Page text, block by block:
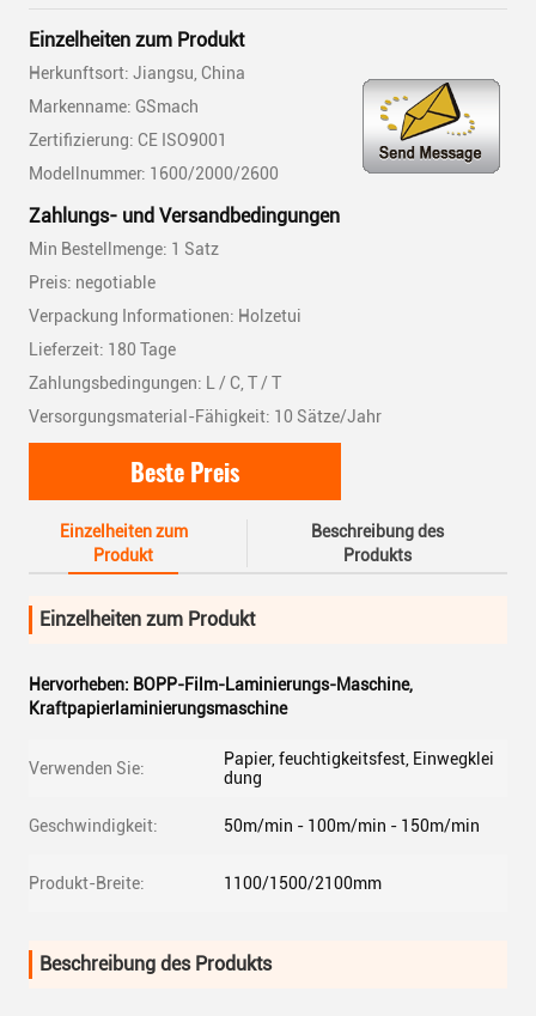
Einzelheiten zum Produkt
Herkunftsort: Jiangsu, China
Markenname: GSmach
Zertifizierung: CE ISO9001
Modellnummer: 1600/2000/2600
Zahlungs- und Versandbedingungen
Min Bestellmenge: 1 Satz
Preis: negotiable
Verpackung Informationen: Holzetui
Lieferzeit: 180 Tage
Zahlungsbedingungen: L / C, T / T
Versorgungsmaterial-Fähigkeit: 10 Sätze/Jahr
Beste Preis
Einzelheiten zum
Produkt
Beschreibung des
Produkts
Einzelheiten zum Produkt
Hervorheben: BOPP-Film-Laminierungs-Maschine,
Kraftpapierlaminierungsmaschine
Verwenden Sie:
Papier, feuchtigkeitsfest, Einwegklei
dung
Geschwindigkeit: 50m/min - 100m/min - 150m/min
Produkt-Breite: 1100/1500/2100mm
Beschreibung des Produkts